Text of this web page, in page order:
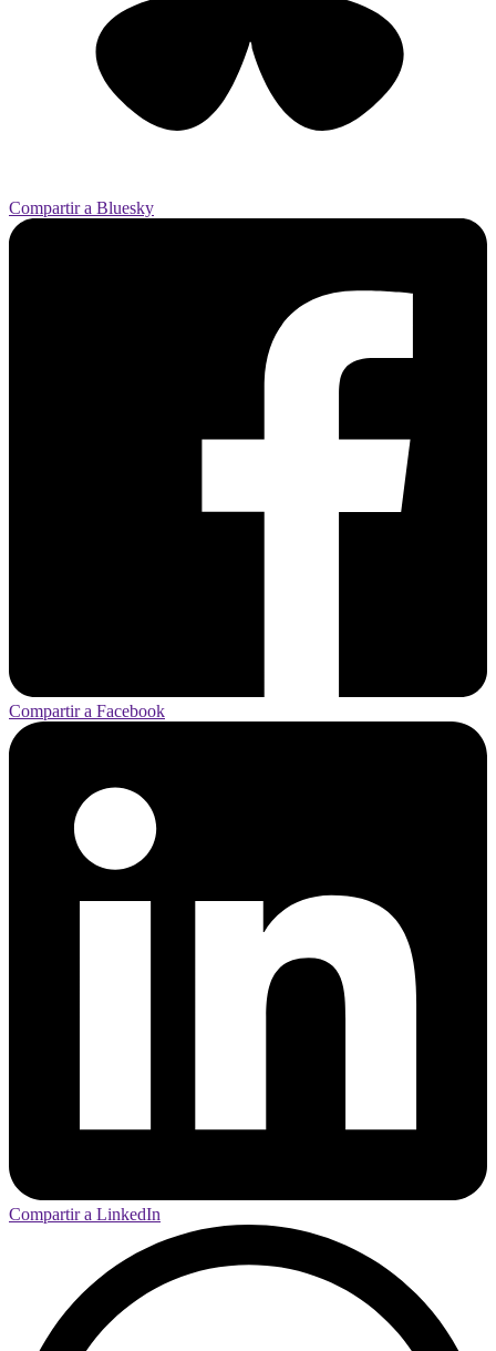
Compartir a Bluesky
Compartir a Facebook
Compartir a LinkedIn